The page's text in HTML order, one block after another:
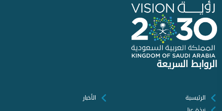
الروابط السريعة
الرئيسية
الأخبار